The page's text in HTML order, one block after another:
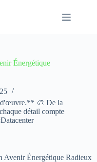
Énergétique
d'œuvre.** 🎨 De la
détail compte
Avenir Énergétique Radieux